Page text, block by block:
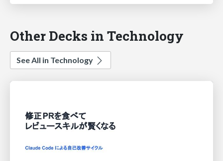
Other Decks in Technology
See All in Technology